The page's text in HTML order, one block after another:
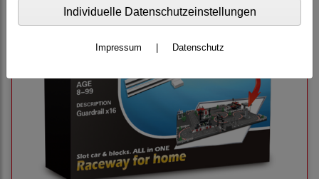
Individuelle Datenschutzeinstellungen
Impressum Datenschutz